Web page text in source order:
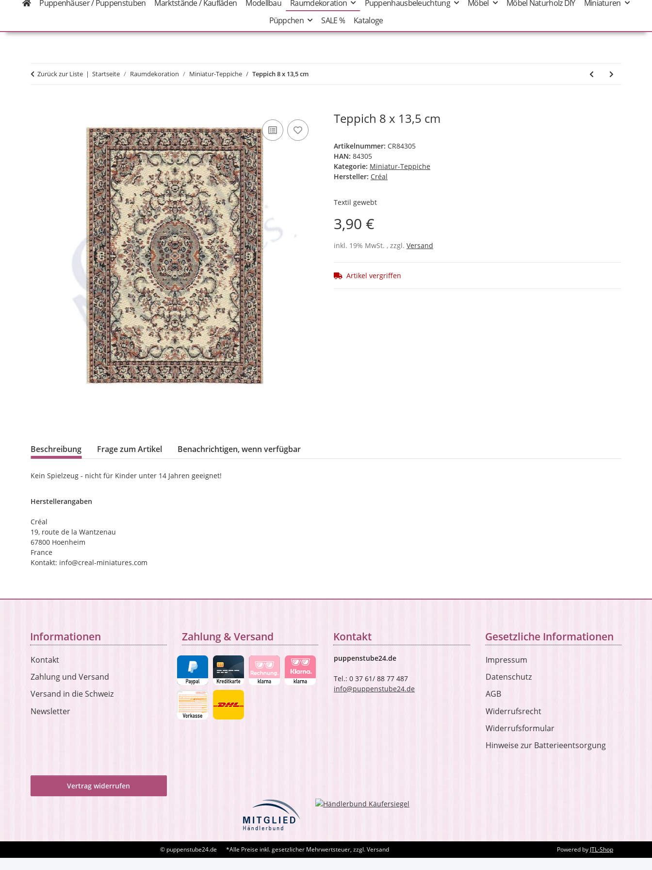
Puppenhäuser / Puppenstuben Marktstände / Kaufläden Modellbau Raumdekoration Puppenhausbeleuchtung Möbel Möbel Naturholz DIY
Miniaturen
Püppchen
SALE % Kataloge
Zurück zur Liste Startseite Raumdekoration Miniatur-Teppiche Teppich 8 x 13,5 cm
Teppich 8 x 13,5 cm
Artikelnummer: CR84305
HAN: 84305
Kategorie: Miniatur-Teppiche
Hersteller: Créal
Textil gewebt
3,90 €
inkl. 19% MwSt. , zzgl. Versand
Artikel vergriffen
Beschreibung Frage zum Artikel Benachrichtigen, wenn verfügbar
Kein Spielzeug - nicht für Kinder unter 14 Jahren geeignet!
Herstellerangaben
Créal
19, route de la Wantzenau
67800 Hoenheim
France
Kontakt: info@creal-miniatures.com
Informationen
Kontakt
Zahlung und Versand
Versand in die Schweiz
Newsletter
Zahlung & Versand Kontakt
puppenstube24.de
Tel.: 0 37 61/ 88 77 487
info@puppenstube24.de
Gesetzliche Informationen
Impressum
Datenschutz
AGB
Widerrufsrecht
Widerrufsformular
Hinweise zur Batterieentsorgung
Vertrag widerrufen
© puppenstube24.de *Alle Preise inkl. gesetzlicher Mehrwertsteuer, zzgl. Versand Powered by JTL-Shop